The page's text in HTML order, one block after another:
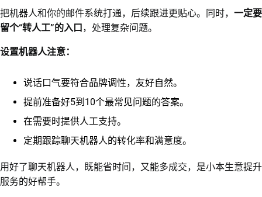
把机器人和你的邮件系统打通，后续跟进更贴心。同时， 一定要
留个“转人工”的入口，处理复杂问题。
设置机器人注意：
说话口气要符合品牌调性，友好自然。
提前准备好5到10个最常见问题的答案。
在需要时提供人工支持。
定期跟踪聊天机器人的转化率和满意度。
用好了聊天机器人，既能省时间，又能多成交，是小本生意提升
服务的好帮手。